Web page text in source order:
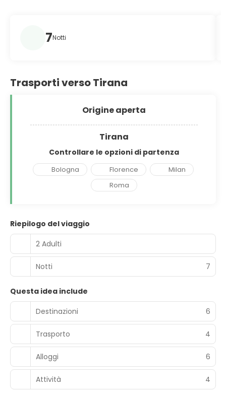
7Notti
Trasporti verso Tirana
Origine aperta
Tirana
Controllare le opzioni di partenza
Bologna Florence
Milan
Roma
Riepilogo del viaggio
2 Adulti
Notti 7
Questa idea include
Destinazioni
6
Trasporto 4
Alloggi 6
Attività 4